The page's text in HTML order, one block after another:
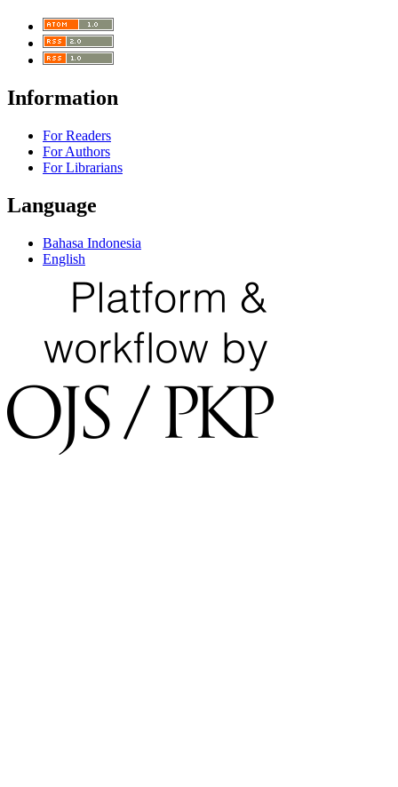
Information
For Readers
For Authors
For Librarians
Language
Bahasa Indonesia
English